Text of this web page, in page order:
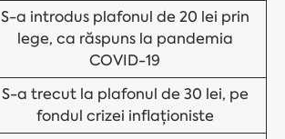
S-a introdus plafonul de 20 lei prin
lege, ca răspuns la pandemia
COVID-19
S-a trecut la plafonul de 30 lei, pe
fondul crizei inflaționiste